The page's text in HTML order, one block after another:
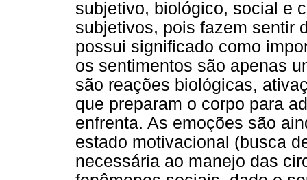
subjetivo, biológico, social e
subjetivos, pois fazem sentir
possui significado como
os sentimentos são apenas
são reações biológicas,
que preparam o corpo para
enfrenta. As emoções são
estado motivacional (busca
necessária ao manejo das